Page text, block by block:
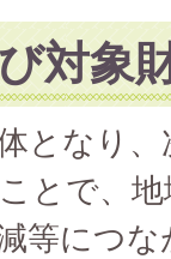
対象
となり
とで、
等につ